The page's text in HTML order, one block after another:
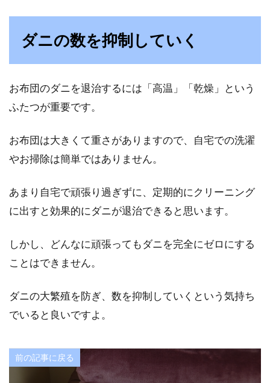
ダニの数を抑制していく
お布団のダニを退治するには「高温」「乾燥」という
ふたつが重要です。
お布団は大きくて重さがありますので、自宅での洗濯
やお掃除は簡単ではありません。
あまり自宅で頑張り過ぎずに、定期的にクリーニング
に出すと効果的にダニが退治できると思います。
しかし、どんなに頑張ってもダニを完全にゼロにする
ことはできません。
ダニの大繁殖を防ぎ、数を抑制していくという気持ち
でいると良いですよ。
前の記事に戻る